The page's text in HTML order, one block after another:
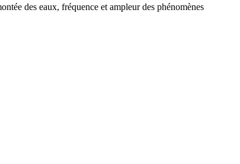
des eaux, fréquence et ampleur des phénomènes